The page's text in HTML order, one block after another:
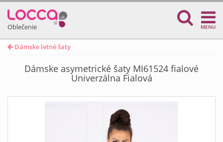
Oblečenie MENU
Dámske letné šaty
Dámske asymetrické šaty MI61524 fialové
Univerzálna Fialová